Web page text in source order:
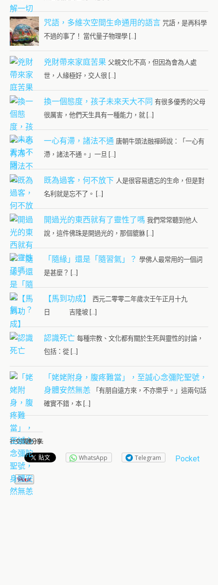
咒語，多維次空間生命通用的語言 咒語，是再科學
不過的事了！ 當代量子物理學 […]
兇財帶來家庭苦果 父親文化不高，但因為會為人處
世，人緣極好，交人很 […]
換一個態度，孩子未來天大不同 有很多優秀的父母
很厲害，他們天生具有一種能力，就 […]
一心有滯，諸法不通 唐朝牛頭法融禪師說：「一心有
滯，諸法不通。」一旦 […]
既為過客，何不放下 人是很容易遺忘的生命，但是對
名利就是忘不了。 […]
開過光的東西就有了靈性了嗎 我們常常聽到他人
說，這件佛珠是開過光的，那個貔貅 […]
「隨緣」還是「隨習氣」？ 學佛人最常用的一個詞
是甚麼？ […]
【馬到功成】
西元二零零二年歲次壬午正月十九
日 吉隆坡 […]
認識死亡 每種宗教、文化都有關於生死與靈性的討論，
包括：從 […]
「姥姥附身，腹疼難當」，至誠心念彌陀聖號，
身體安然無恙
「有朋自遠方來，不亦樂乎。」這兩句話
確實不錯，本 […]
社交媒體分享:
WhatsApp Telegram Pocket